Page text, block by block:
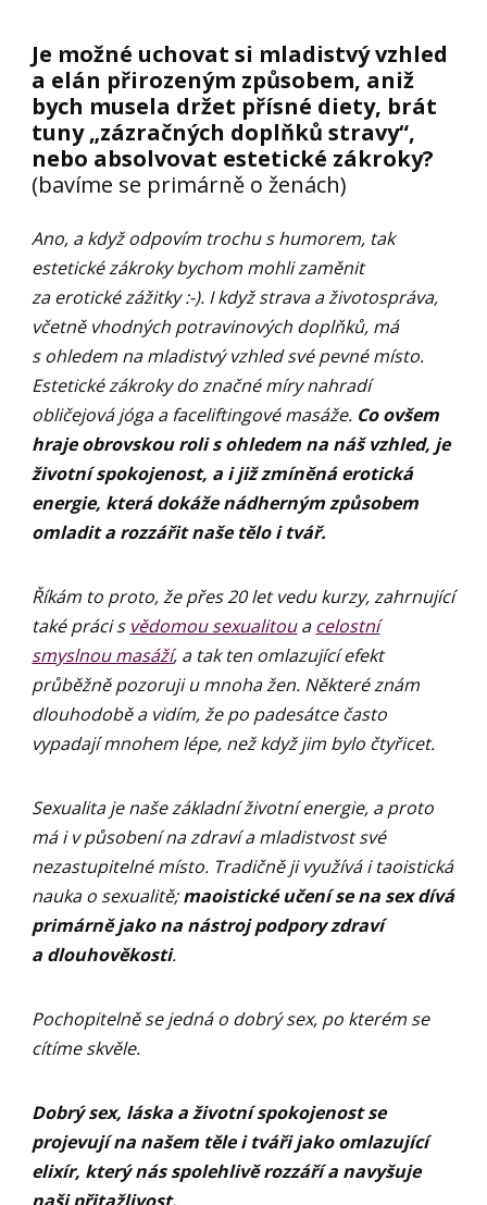
Je možné uchovat si mladistvý vzhled
a elán přirozeným způsobem, aniž
bych musela držet přísné diety, brát
tuny „zázračných doplňků stravy“,
nebo absolvovat estetické zákroky?
(bavíme se primárně o ženách)
Ano, a když odpovím trochu s humorem, tak
estetické zákroky bychom mohli zaměnit
za erotické zážitky :-). I když strava a životospráva,
včetně vhodných potravinových doplňků, má
s ohledem na mladistvý vzhled své pevné místo.
Estetické zákroky do značné míry nahradí
obličejová jóga a faceliftingové masáže. Co ovšem
hraje obrovskou roli s ohledem na náš vzhled, je
životní spokojenost, a i již zmíněná erotická
energie, která dokáže nádherným způsobem
omladit a rozzářit naše tělo i tvář.
Říkám to proto, že přes 20 let vedu kurzy, zahrnující
také práci s vědomou sexualitouacelostní
smyslnou masáží, a tak ten omlazující efekt
průběžně pozoruji u mnoha žen. Některé znám
dlouhodobě a vidím, že po padesátce často
vypadají mnohem lépe, než když jim bylo čtyřicet.
Sexualita je naše základní životní energie, a proto
má i v působení na zdraví a mladistvost své
nezastupitelné místo. Tradičně ji využívá i taoistická
nauka o sexualitě;maoistické učení se na sex dívá
primárně jako na nástroj podpory zdraví
a dlouhověkosti.
Pochopitelně se jedná o dobrý sex, po kterém se
cítíme skvěle.
Dobrý sex, láska a životní spokojenost se
projevují na našem těle i tváři jako omlazující
elixír, který nás spolehlivě rozzáří a navyšuje